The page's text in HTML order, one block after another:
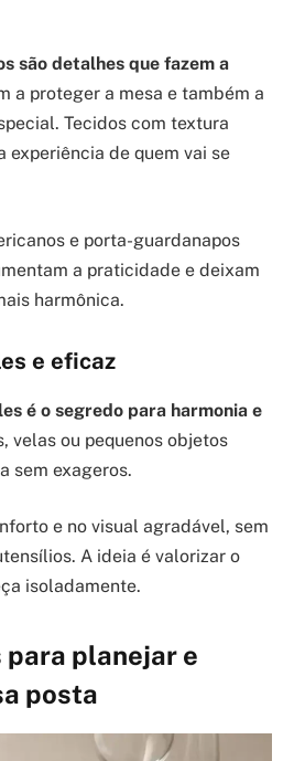
são detalhes que fazem a
a proteger a mesa e também a
Tecidos com textura
experiência de quem vai se
e porta-guardanapos
a praticidade e deixam
harmônica.
e eficaz
é o segredo para harmonia e
velas ou pequenos objetos
sem exageros.
e no visual agradável, sem
A ideia é valorizar o
isoladamente.
planejar e
posta